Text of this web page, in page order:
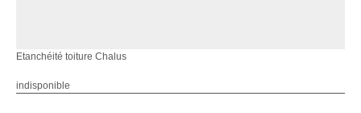
Etanchéité toiture Chalus
indisponible